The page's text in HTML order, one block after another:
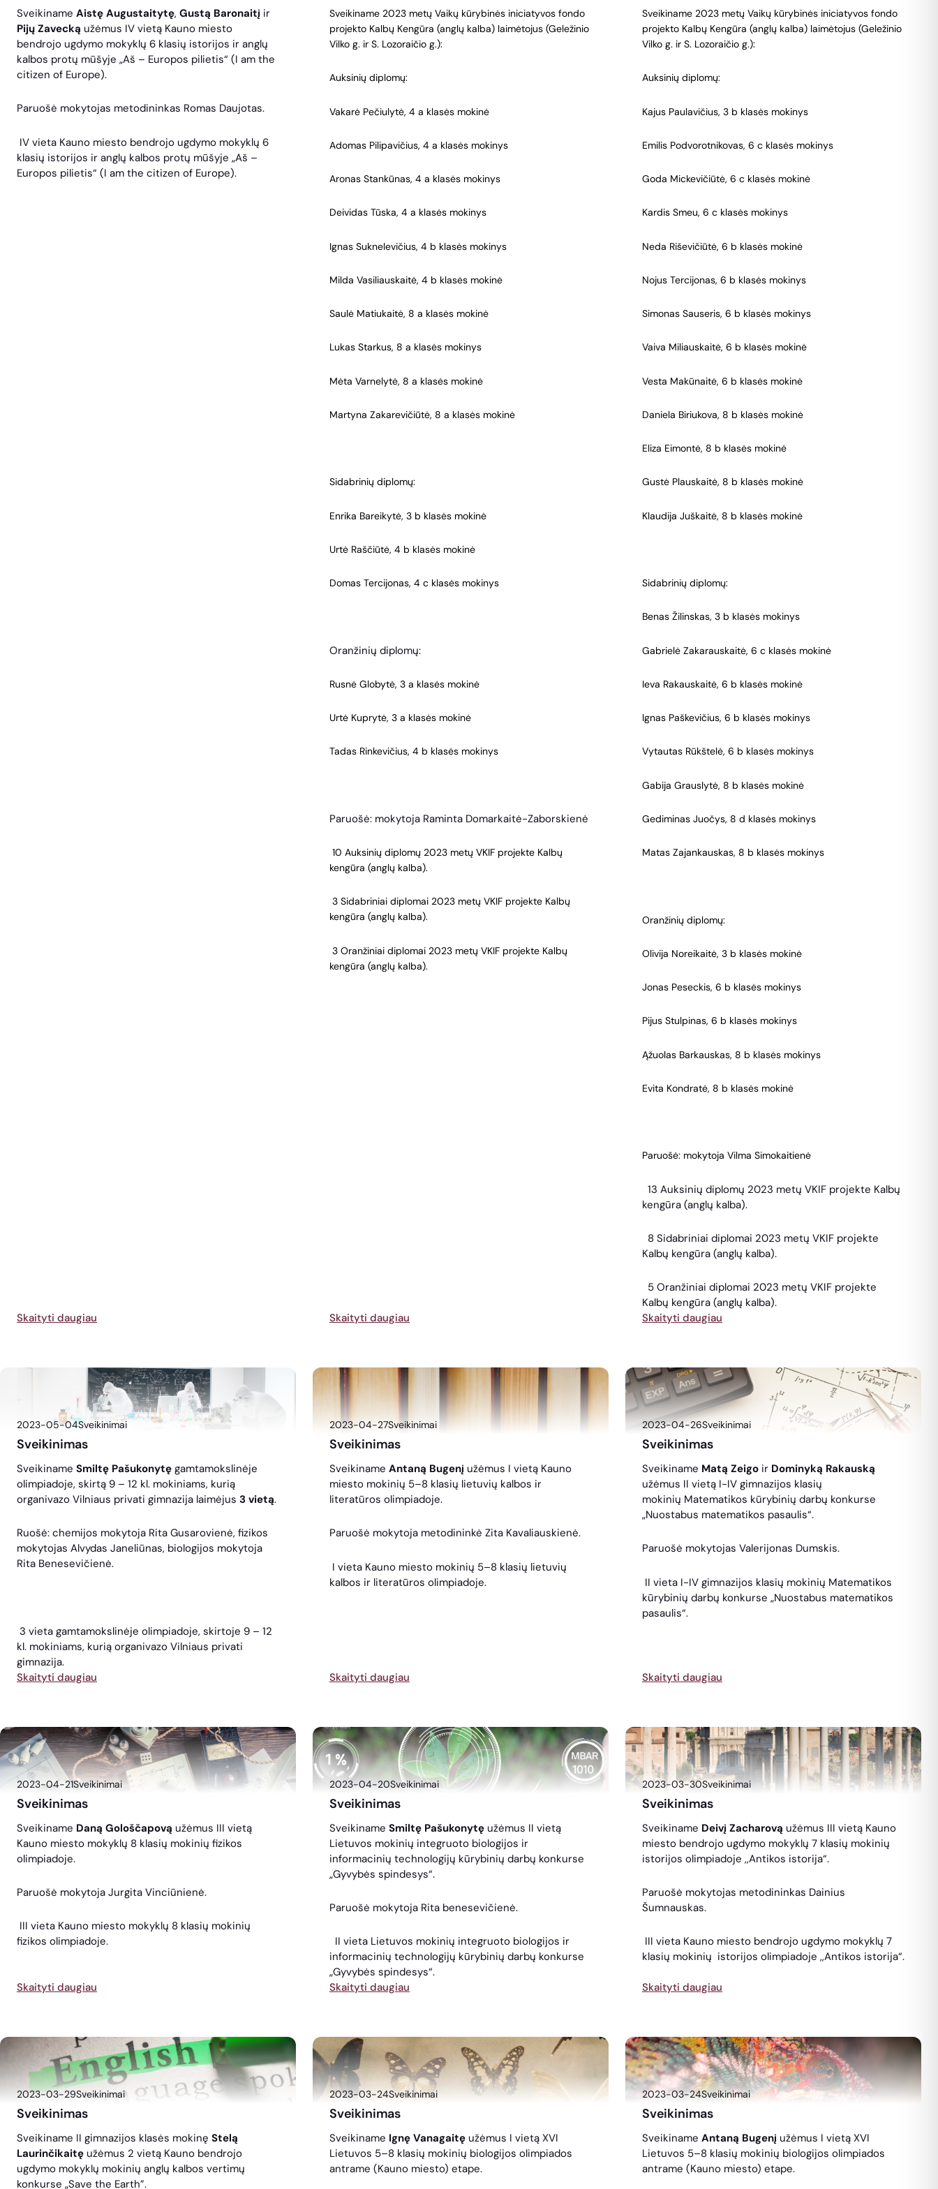
Sveikiname Aistę Augustaitytę, Gustą Baronaitį ir
Pijų Zavecką užėmus IV vietą Kauno miesto
bendrojo ugdymo mokyklų 6 klasių istorijos ir anglų
kalbos protų mūšyje „Aš – Europos pilietis“ (I am the
citizen of Europe).
Paruošė mokytojas metodininkas Romas Daujotas.
IV vieta Kauno miesto bendrojo ugdymo mokyklų 6
klasių istorijos ir anglų kalbos protų mūšyje „Aš –
Europos pilietis“ (I am the citizen of Europe).
Skaityti daugiau
Sveikiname 2023 metų Vaikų kūrybinės iniciatyvos fondo
projekto Kalbų Kengūra (anglų kalba) laimėtojus (Geležinio
Vilko g. ir S. Lozoraičio g.):
Auksinių diplomų:
Vakarė Pečiulytė, 4 a klasės mokinė
Adomas Pilipavičius, 4 a klasės mokinys
Aronas Stankūnas, 4 a klasės mokinys
Deividas Tūska, 4 a klasės mokinys
Ignas Suknelevičius, 4 b klasės mokinys
Milda Vasiliauskaitė, 4 b klasės mokinė
Saulė Matiukaitė, 8 a klasės mokinė
Lukas Starkus, 8 a klasės mokinys
Mėta Varnelytė, 8 a klasės mokinė
Martyna Zakarevičiūtė, 8 a klasės mokinė
Sidabrinių diplomų:
Enrika Bareikytė, 3 b klasės mokinė
Urtė Raščiūtė, 4 b klasės mokinė
Domas Tercijonas, 4 c klasės mokinys
Oranžinių diplomų:
Rusnė Globytė, 3 a klasės mokinė
Urtė Kuprytė, 3 a klasės mokinė
Tadas Rinkevičius, 4 b klasės mokinys
Paruošė: mokytoja Raminta Domarkaitė-Zaborskienė
10 Auksinių diplomų 2023 metų VKIF projekte Kalbų
kengūra (anglų kalba).
3 Sidabriniai diplomai 2023 metų VKIF projekte Kalbų
kengūra (anglų kalba).
3 Oranžiniai diplomai 2023 metų VKIF projekte Kalbų
kengūra (anglų kalba).
Skaityti daugiau
Sveikiname 2023 metų Vaikų kūrybinės iniciatyvos fondo
projekto Kalbų Kengūra (anglų kalba) laimėtojus (Geležinio
Vilko g. ir S. Lozoraičio g.):
Auksinių diplomų:
Kajus Paulavičius, 3 b klasės mokinys
Emilis Podvorotnikovas, 6 c klasės mokinys
Goda Mickevičiūtė, 6 c klasės mokinė
Kardis Smeu, 6 c klasės mokinys
Neda Riševičiūtė, 6 b klasės mokinė
Nojus Tercijonas, 6 b klasės mokinys
Simonas Sauseris, 6 b klasės mokinys
Vaiva Miliauskaitė, 6 b klasės mokinė
Vesta Makūnaitė, 6 b klasės mokinė
Daniela Biriukova, 8 b klasės mokinė
Eliza Eimontė, 8 b klasės mokinė
Gustė Plauskaitė, 8 b klasės mokinė
Klaudija Juškaitė, 8 b klasės mokinė
Sidabrinių diplomų:
Benas Žilinskas, 3 b klasės mokinys
Gabrielė Zakarauskaitė, 6 c klasės mokinė
Ieva Rakauskaitė, 6 b klasės mokinė
Ignas Paškevičius, 6 b klasės mokinys
Vytautas Rūkštelė, 6 b klasės mokinys
Gabija Grauslytė, 8 b klasės mokinė
Gediminas Juočys, 8 d klasės mokinys
Matas Zajankauskas, 8 b klasės mokinys
Oranžinių diplomų:
Olivija Noreikaitė, 3 b klasės mokinė
Jonas Peseckis, 6 b klasės mokinys
Pijus Stulpinas, 6 b klasės mokinys
Ąžuolas Barkauskas, 8 b klasės mokinys
Evita Kondratė, 8 b klasės mokinė
Paruošė: mokytoja Vilma Simokaitienė
13 Auksinių diplomų 2023 metų VKIF projekte Kalbų
kengūra (anglų kalba).
8 Sidabriniai diplomai 2023 metų VKIF projekte
Kalbų kengūra (anglų kalba).
5 Oranžiniai diplomai 2023 metų VKIF projekte
Kalbų kengūra (anglų kalba).
Skaityti daugiau
2023-05-04Sveikinimai
Sveikinimas
Sveikiname Smiltę Pašukonytę gamtamokslinėje
olimpiadoje, skirtą 9 – 12 kl. mokiniams, kurią
organivazo Vilniaus privati gimnazija laimėjus 3 vietą.
Ruošė: chemijos mokytoja Rita Gusarovienė, fizikos
mokytojas Alvydas Janeliūnas, biologijos mokytoja
Rita Benesevičienė.
3 vieta gamtamokslinėje olimpiadoje, skirtoje 9 – 12
kl. mokiniams, kurią organivazo Vilniaus privati
gimnazija.
Skaityti daugiau
2023-04-27Sveikinimai
Sveikinimas
Sveikiname Antaną Bugenį užėmus I vietą Kauno
miesto mokinių 5–8 klasių lietuvių kalbos ir
literatūros olimpiadoje.
Paruošė mokytoja metodininkė Zita Kavaliauskienė.
I vieta Kauno miesto mokinių 5–8 klasių lietuvių
kalbos ir literatūros olimpiadoje.
Skaityti daugiau
2023-04-26Sveikinimai
Sveikinimas
Sveikiname Matą Zeigo ir Dominyką Rakauską
užėmus II vietą I-IV gimnazijos klasių
mokinių Matematikos kūrybinių darbų konkurse
„Nuostabus matematikos pasaulis“.
Paruošė mokytojas Valerijonas Dumskis.
II vieta I-IV gimnazijos klasių mokinių Matematikos
kūrybinių darbų konkurse „Nuostabus matematikos
pasaulis“.
Skaityti daugiau
2023-04-21Sveikinimai
Sveikinimas
Sveikiname Daną Gološčapovą užėmus III vietą
Kauno miesto mokyklų 8 klasių mokinių fizikos
olimpiadoje.
Paruošė mokytoja Jurgita Vinciūnienė.
III vieta Kauno miesto mokyklų 8 klasių mokinių
fizikos olimpiadoje.
Skaityti daugiau
2023-04-20Sveikinimai
Sveikinimas
Sveikiname Smiltę Pašukonytę užėmus II vietą
Lietuvos mokinių integruoto biologijos ir
informacinių technologijų kūrybinių darbų konkurse
„Gyvybės spindesys“.
Paruošė mokytoja Rita benesevičienė.
II vieta Lietuvos mokinių integruoto biologijos ir
informacinių technologijų kūrybinių darbų konkurse
„Gyvybės spindesys“.
Skaityti daugiau
2023-03-30Sveikinimai
Sveikinimas
Sveikiname Deivį Zacharovą užėmus III vietą Kauno
miesto bendrojo ugdymo mokyklų 7 klasių mokinių
istorijos olimpiadoje ,,Antikos istorija“.
Paruošė mokytojas metodininkas Dainius
Šumnauskas.
III vieta Kauno miesto bendrojo ugdymo mokyklų 7
klasių mokinių istorijos olimpiadoje ,,Antikos istorija“.
Skaityti daugiau
2023-03-29Sveikinimai
Sveikinimas
Sveikiname II gimnazijos klasės mokinę Stelą
Laurinčikaitę užėmus 2 vietą Kauno bendrojo
ugdymo mokyklų mokinių anglų kalbos vertimų
konkurse „Save the Earth”.
2023-03-24Sveikinimai
Sveikinimas
Sveikiname Ignę Vanagaitę užėmus I vietą XVI
Lietuvos 5–8 klasių mokinių biologijos olimpiados
antrame (Kauno miesto) etape.
2023-03-24Sveikinimai
Sveikinimas
Sveikiname Antaną Bugenį užėmus I vietą XVI
Lietuvos 5–8 klasių mokinių biologijos olimpiados
antrame (Kauno miesto) etape.